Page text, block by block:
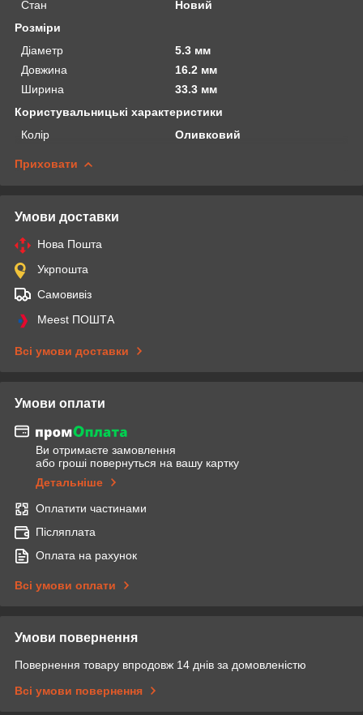
Стан
Новий
Розміри
Діаметр
5.3 мм
Довжина
16.2 мм
Ширина
33.3 мм
Користувальницькі характеристики
Колір
Оливковий
Приховати
Умови доставки
Нова Пошта
Укрпошта
Самовивіз
Meest ПОШТА
Всі умови доставки
Умови оплати
Ви отримаєте замовлення
або гроші повернуться на вашу картку
Детальніше
Оплатити частинами
Післяплата
Оплата на рахунок
Всі умови оплати
Умови повернення
Повернення товару впродовж 14 днів за домовленістю
Всі умови повернення